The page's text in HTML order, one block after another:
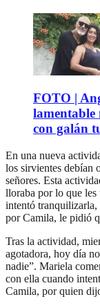
FOTO |
lamentable
con galán
En una nueva
los sirvientes debían
señores. Esta
lloraba por lo que les
intentó tranquilizarla,
por Camila, le pidió
Tras la actividad,
agotadora, hoy día
nadie”. Mariela
con ella cuando
Camila, por quien